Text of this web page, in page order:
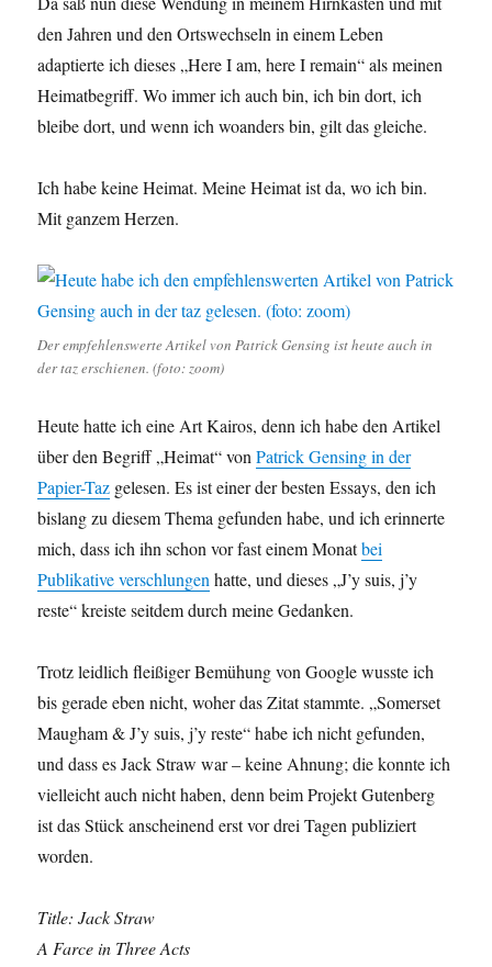
den Jahren und den Ortswechseln in einem Leben
adaptierte ich dieses „Here I am, here I remain“ als meinen
Heimatbegriff. Wo immer ich auch bin, ich bin dort, ich
bleibe dort, und wenn ich woanders bin, gilt das gleiche.
Ich habe keine Heimat. Meine Heimat ist da, wo ich bin.
Mit ganzem Herzen.
Der empfehlenswerte Artikel von Patrick Gensing ist heute auch in
der taz erschienen. (foto: zoom)
Heute hatte ich eine Art Kairos, denn ich habe den Artikel
über den Begriff „Heimat“ vonPatrick Gensing in der
Papier-Taz gelesen. Es ist einer der besten Essays, den ich
bislang zu diesem Thema gefunden habe, und ich erinnerte
mich, dass ich ihn schon vor fast einem Monatbei
Publikative verschlungenhatte, und dieses „J’y suis, j’y
reste“ kreiste seitdem durch meine Gedanken.
Trotz leidlich fleißiger Bemühung von Google wusste ich
bis gerade eben nicht, woher das Zitat stammte. „Somerset
Maugham & J’y suis, j’y reste“ habe ich nicht gefunden,
und dass es Jack Straw war – keine Ahnung; die konnte ich
vielleicht auch nicht haben, denn beim Projekt Gutenberg
ist das Stück anscheinend erst vor drei Tagen publiziert
worden.
Title: Jack Straw
A Farce in Three Acts